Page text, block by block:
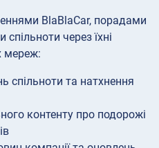
BlaBlaCar, порадами
через їхні
мереж:
спільноти та натхнення
контенту про подорожі